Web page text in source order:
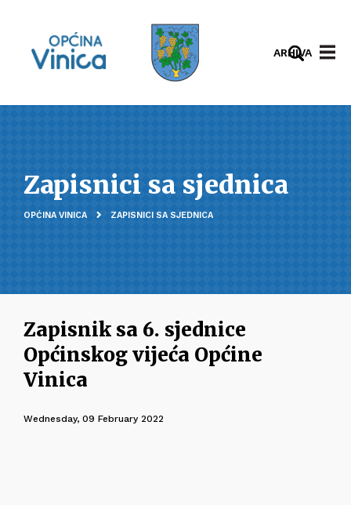
ARHIVA
Zapisnici sa sjednica
OPĆINA VINICA ZAPISNICI SA SJEDNICA
Zapisnik sa 6. sjednice
Općinskog vijeća Općine
Vinica
Wednesday, 09 February 2022